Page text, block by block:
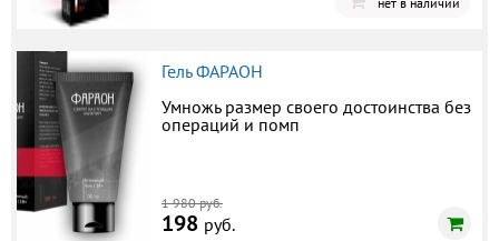
Гель ФАРАОН
Умножь размер своего достоинства без
операций и помп
1 980 руб.
198 руб.